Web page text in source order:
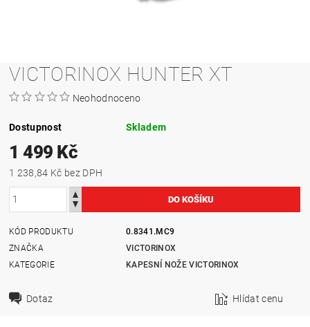
VICTORINOX HUNTER XT
Neohodnoceno
Dostupnost Skladem
1 499 Kč
1 238,84 Kč bez DPH
KÓD PRODUKTU
0.8341.MC9
ZNAČKA
VICTORINOX
KATEGORIE
KAPESNÍ NOŽE VICTORINOX
Dotaz Hlídat cenu